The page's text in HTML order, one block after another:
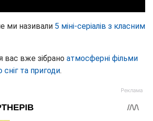
ми називали 5 міні-серіалів з класним
вас вже зібрано атмосферні фільми
та пригоди.